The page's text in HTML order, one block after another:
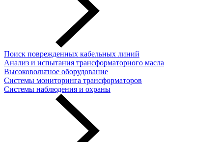
Поиск поврежденных кабельных линий
Анализ и испытания трансформаторного масла
Высоковольтное оборудование
Системы мониторинга трансформаторов
Системы наблюдения и охраны